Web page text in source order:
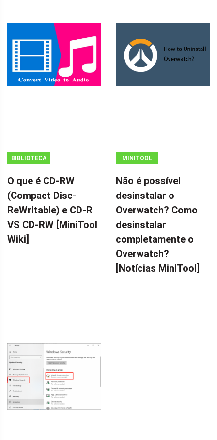
BIBLIOTECA
WIKI
O que é CD-RW
(Compact Disc-
ReWritable) e CD-R
VS CD-RW [MiniTool
Wiki]
MINITOOL
Não é possível
desinstalar o
Overwatch? Como
desinstalar
completamente o
Overwatch?
[Notícias MiniTool]